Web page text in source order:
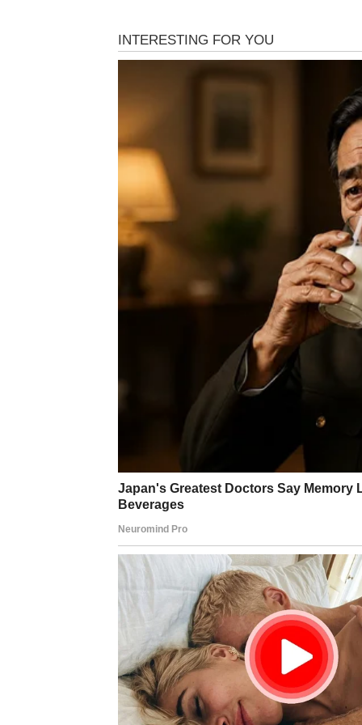
Ovnovima stiže neočekivana poruka od
uspomene, ali će vam pomoći i da
Prije bilo kakve odluke dobro razmislite
Bik
Bikovima se vraća osoba koja nikada nije
zrelije i sa željom da ispravi greške iz
Ako još postoje emocije s obje strane,
Blizanci će biti iznenađeni porukom koja
bivšom ljubavi mogao bi vam pomoći da
Ne žurite sa zaključcima – vrijeme će
Rak
Rakovima zvijezde donose povratak
razgovor pun emocija i iskrenosti koji bi
Ako budete spremni oprostiti, moguće je
Lav
Lavovima slijedi susret koji će ih
Prošlost vam dolazi da biste jasnije vidjeli